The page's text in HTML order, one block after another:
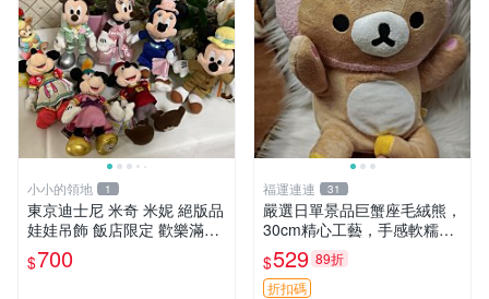
小小的領地 1
東京迪士尼 米奇 米妮 絕版品
娃娃吊飾 飯店限定 歡樂滿人
間 復活節
$700
福運連連 31
嚴選日單景品巨蟹座毛絨熊，
30cm精心工藝，手感軟糯推
薦收藏送人 巨蟹座 毛絨玩具
精緻做工
$529 89折
折扣碼